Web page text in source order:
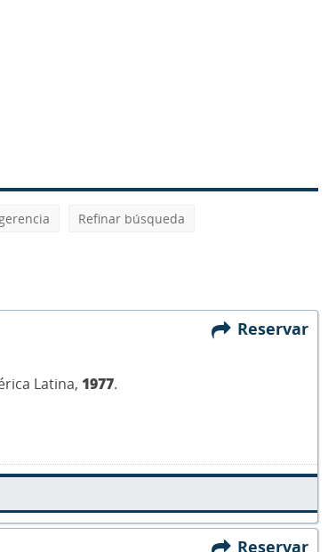
Refinar búsqueda
Reservar
Latina, 1977.
Reservar